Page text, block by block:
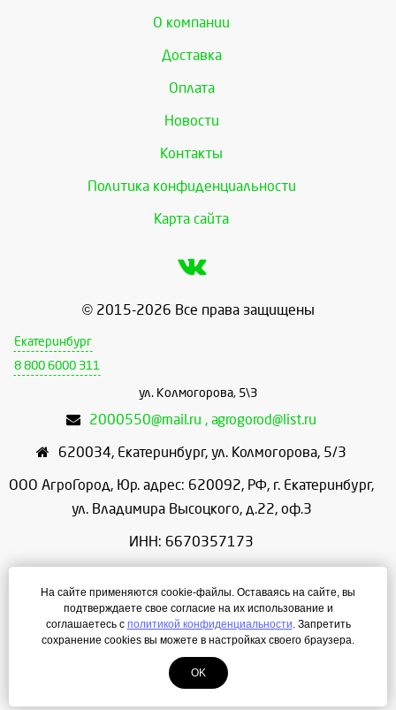
О компании
Доставка
Оплата
Новости
Контакты
Политика конфиденциальности
Карта сайта
© 2015-2026 Все права защищены
Екатеринбург
8 800 6000 311
ул. Колмогорова, 5\3
2000550@mail.ru , agrogorod@list.ru
620034, Екатеринбург, ул. Колмогорова, 5/3
ООО АгроГород, Юр. адрес: 620092, РФ, г. Екатеринбург,
ул. Владимира Высоцкого, д.22, оф.3
ИНН: 6670357173
ОГРН: 1156658086166
Режим работы: с 9:00 до 18:00
Создание сайта — ЛегионА
На сайте применяются cookie-файлы. Оставаясь на сайте, вы
подтверждаете свое согласие на их использование и
соглашаетесь с политикой конфиденциальности. Запретить
сохранение cookies вы можете в настройках своего браузера.
OK